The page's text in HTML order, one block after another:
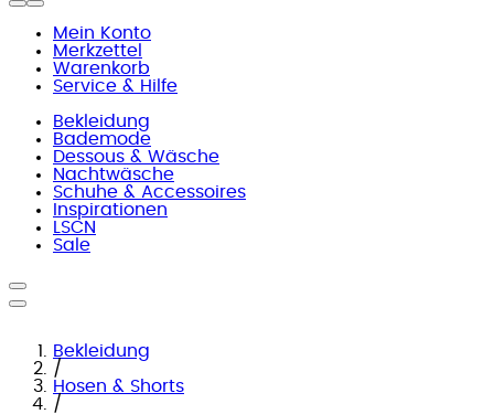
Mein Konto
Merkzettel
Warenkorb
Service & Hilfe
Bekleidung
Bademode
Dessous & Wäsche
Nachtwäsche
Schuhe & Accessoires
Inspirationen
LSCN
Sale
Bekleidung
/
Hosen & Shorts
/